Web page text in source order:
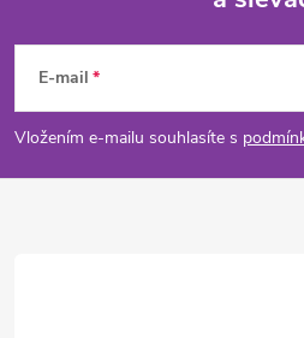
p
E-mail
Vložením e-mailu souhlasíte s